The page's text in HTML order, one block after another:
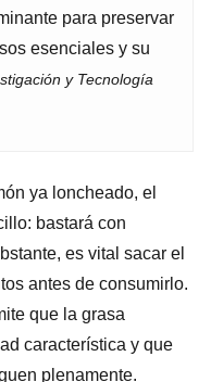
para preservar
esenciales y su
y Tecnología
ya loncheado, el
bastará con
es vital sacar el
antes de consumirlo.
que la grasa
característica y que
plenamente.